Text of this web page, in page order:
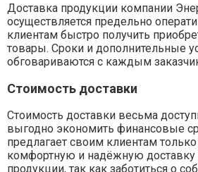
Доставка продукции компании
осуществляется предельно
клиентам быстро получить
товары. Сроки и дополнительные
обговариваются с каждым
Стоимость доставки
Стоимость доставки весьма
выгодно экономить финансовые
предлагает своим клиентам
комфортную и надёжную доставку
продукции, так как заботиться о